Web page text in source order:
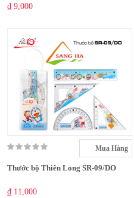
₫ 9,000
Mua Hàng
Thước bộ Thiên Long SR-09/DO
₫ 11,000